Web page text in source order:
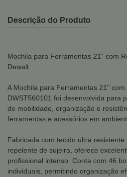
Descrição do Produto
Mochila para Ferramentas 21" com
Dewalt
A Mochila para Ferramentas 21" com
DWST560101 foi desenvolvida para
de mobilidade, organização e
ferramentas e acessórios em
Fabricada com tecido ultra
repelente de sujeira, oferece
profissional intenso. Conta com 46
individuais, permitindo organização